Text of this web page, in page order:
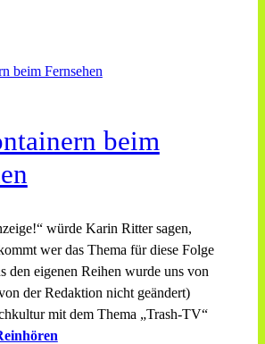
beim
würde Karin Ritter sagen,
wer das Thema für diese Folge
den eigenen Reihen wurde uns von
der Redaktion nicht geändert)
mit dem Thema „Trash-TV“